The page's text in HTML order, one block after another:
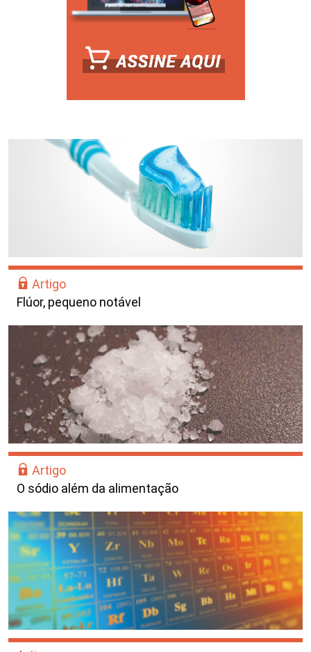
Artigo
Flúor, pequeno notável
Artigo
O sódio além da alimentação